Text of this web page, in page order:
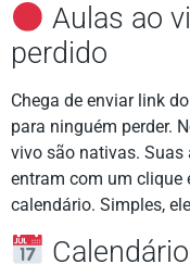
Aulas ao
perdido
Chega de enviar link
para ninguém perder.
vivo são nativas.
entram com um clique
calendário. Simples,